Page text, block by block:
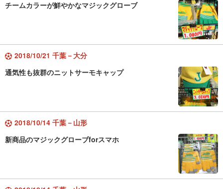
チームカラーが鮮やかなマジックグローブ
2018/10/21 千葉－大分
通気性も抜群のニットサーモキャップ
2018/10/14 千葉－山形
新商品のマジックグローブforスマホ